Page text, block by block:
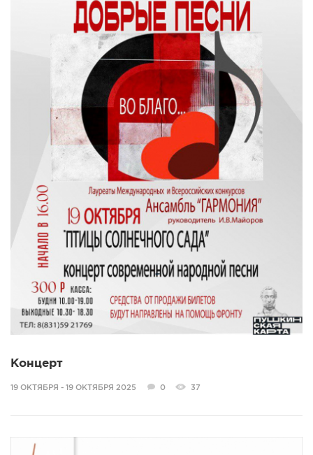
Концерт
19 ОКТЯБРЯ - 19 ОКТЯБРЯ 2025 0 37